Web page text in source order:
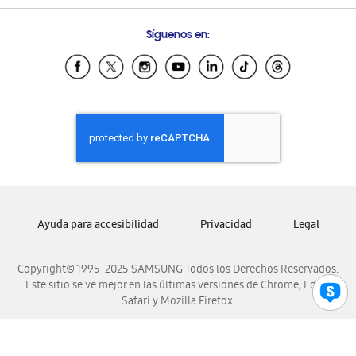
Samsung Ecuador
Samsung El Salvador
Samsung Honduras
Samsung Nicaragua
Samsung Panamá
Samsung Venezuela
Síguenos en:
Copyright© 1995-2025 SAMSUNG Todos los Derechos Reservados.
Este sitio se ve mejor en las últimas versiones de Chrome, Edge,
Safari y Mozilla Firefox.
Ayuda para accesibilidad Privacidad Legal